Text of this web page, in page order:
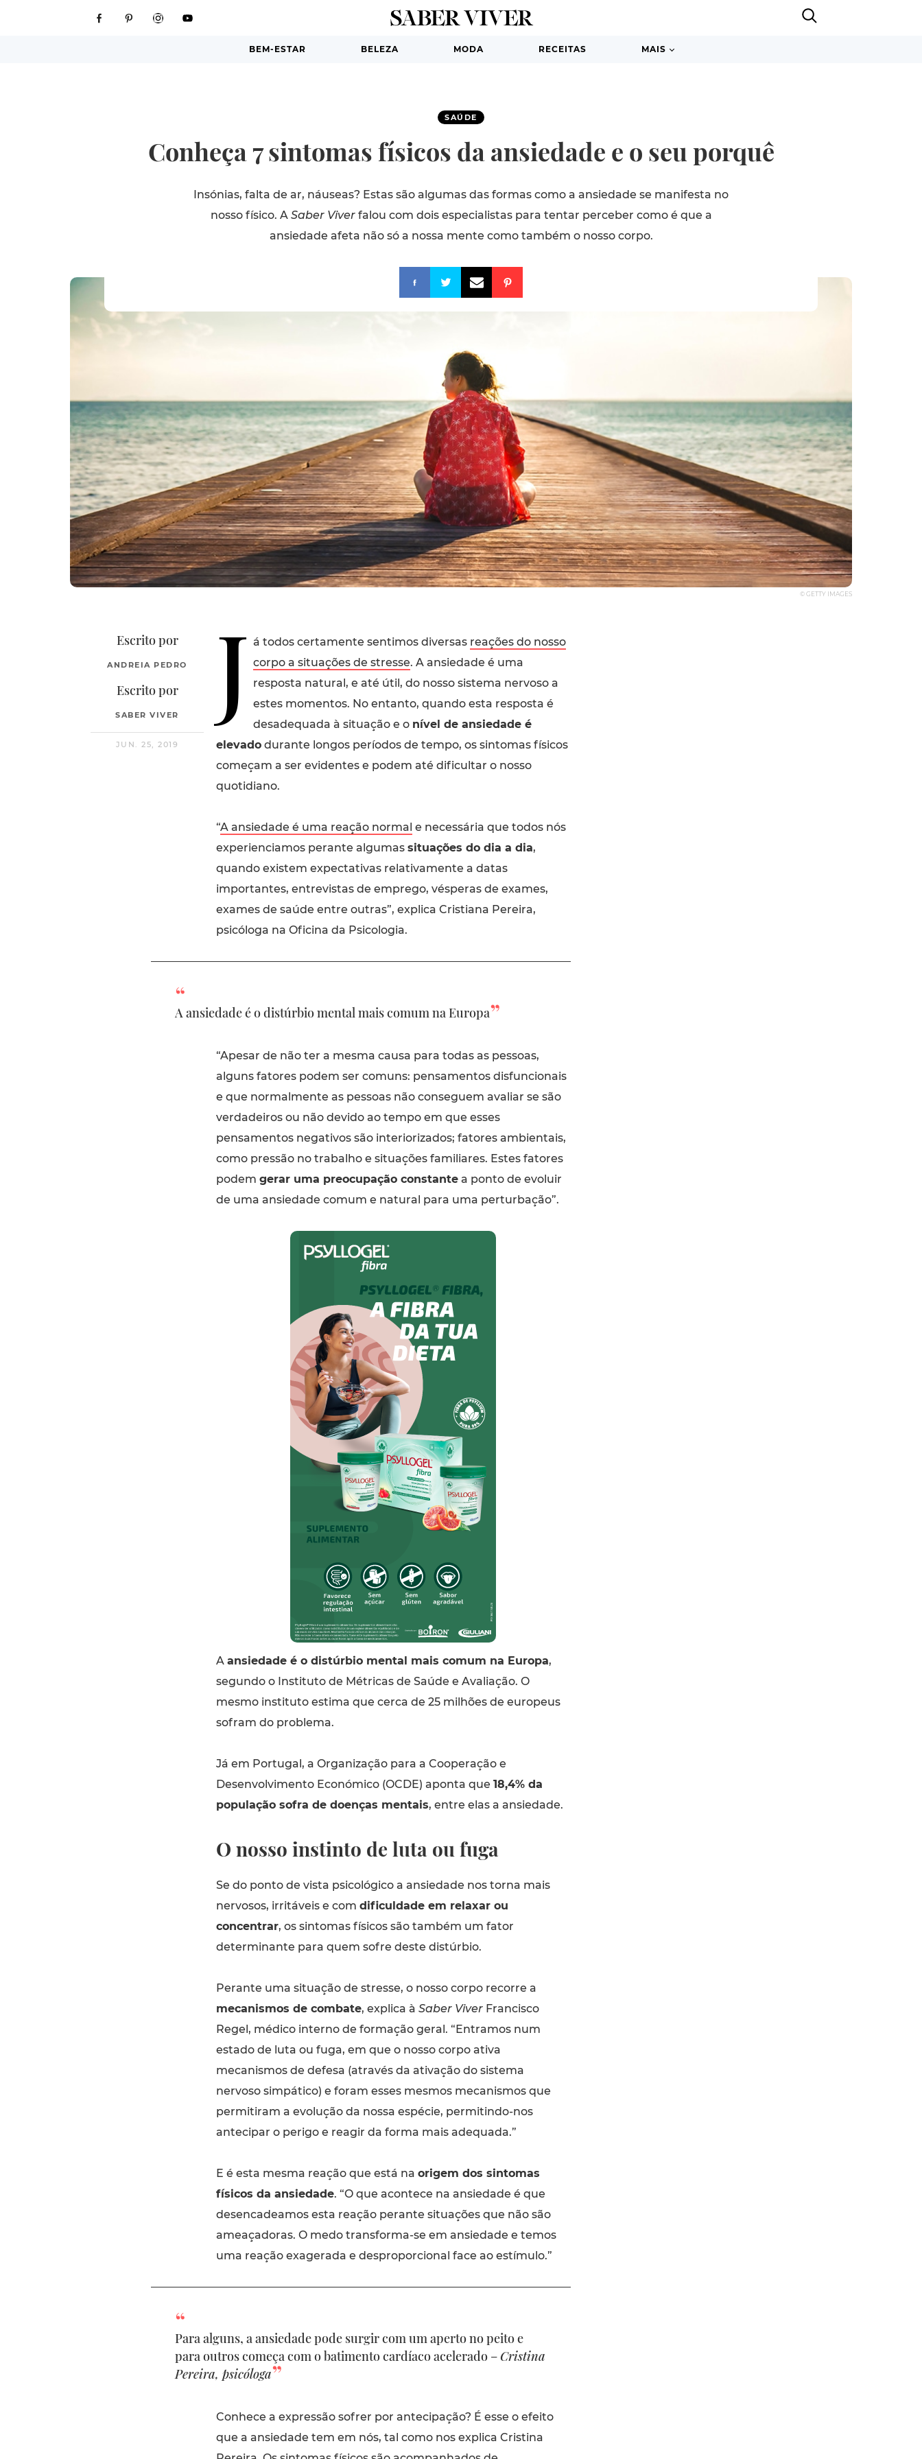
BEM-ESTAR BELEZA MODA RECEITAS MAIS
SAÚDE
Conheça 7 sintomas físicos da ansiedade e o seu porquê
Insónias, falta de ar, náuseas? Estas são algumas das formas como a ansiedade se manifesta no
nosso físico. A Saber Viverfalou com dois especialistas para tentar perceber como é que a
ansiedade afeta não só a nossa mente como também o nosso corpo.
© GETTY IMAGES
Escrito por
ANDREIA PEDRO
Escrito por
SABER VIVER
JUN. 25, 2019
J á todos certamente sentimos diversas reações do nosso
corpo a situações de stresse. A ansiedade é uma
resposta natural, e até útil, do nosso sistema nervoso a
estes momentos. No entanto, quando esta resposta é
desadequada à situação e o nível de ansiedade é
elevadodurante longos períodos de tempo, os sintomas físicos
começam a ser evidentes e podem até dificultar o nosso
quotidiano.
“A ansiedade é uma reação normal e necessária que todos nós
experienciamos perante algumas situações do dia a dia,
quando existem expectativas relativamente a datas
importantes, entrevistas de emprego, vésperas de exames,
exames de saúde entre outras”, explica Cristiana Pereira,
psicóloga na Oficina da Psicologia.
A ansiedade é o distúrbio mental mais comum na Europa
“Apesar de não ter a mesma causa para todas as pessoas,
alguns fatores podem ser comuns: pensamentos disfuncionais
e que normalmente as pessoas não conseguem avaliar se são
verdadeiros ou não devido ao tempo em que esses
pensamentos negativos são interiorizados; fatores ambientais,
como pressão no trabalho e situações familiares. Estes fatores
podem gerar uma preocupação constantea ponto de evoluir
de uma ansiedade comum e natural para uma perturbação”.
A ansiedade é o distúrbio mental mais comum na Europa,
segundo o Instituto de Métricas de Saúde e Avaliação. O
mesmo instituto estima que cerca de 25 milhões de europeus
sofram do problema.
Já em Portugal, a Organização para a Cooperação e
Desenvolvimento Económico (OCDE) aponta que 18,4% da
população sofra de doenças mentais, entre elas a ansiedade.
O nosso instinto de luta ou fuga
Se do ponto de vista psicológico a ansiedade nos torna mais
nervosos, irritáveis e com dificuldade em relaxar ou
concentrar, os sintomas físicos são também um fator
determinante para quem sofre deste distúrbio.
Perante uma situação de stresse, o nosso corpo recorre a
mecanismos de combate, explica à Saber ViverFrancisco
Regel, médico interno de formação geral. “Entramos num
estado de luta ou fuga, em que o nosso corpo ativa
mecanismos de defesa (através da ativação do sistema
nervoso simpático) e foram esses mesmos mecanismos que
permitiram a evolução da nossa espécie, permitindo-nos
antecipar o perigo e reagir da forma mais adequada.”
E é esta mesma reação que está na origem dos sintomas
físicos da ansiedade. “O que acontece na ansiedade é que
desencadeamos esta reação perante situações que não são
ameaçadoras. O medo transforma-se em ansiedade e temos
uma reação exagerada e desproporcional face ao estímulo.”
Para alguns, a ansiedade pode surgir com um aperto no peito e
para outros começa com o batimento cardíaco acelerado –Cristina
Pereira, psicóloga
Conhece a expressão sofrer por antecipação? É esse o efeito
que a ansiedade tem em nós, tal como nos explica Cristina